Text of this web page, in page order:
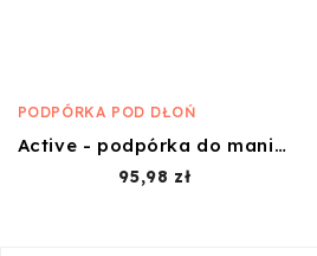
PODPÓRKA POD DŁOŃ
Active - podpórka do maniciure czarna
95,98 złCena